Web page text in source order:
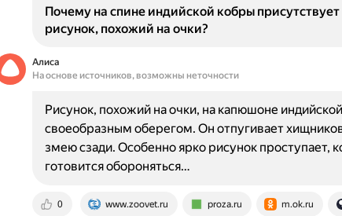
Почему на спине индийской кобры присутствует
рисунок, похожий на очки?
Алиса
На основе источников, возможны неточности
0 www.zoovet.ru proza.ru m.ok.ru
Рисунок, похожий на очки, на капюшоне
своеобразным оберегом. Он отпугивает
змею сзади. Особенно ярко рисунок проступает,
готовится обороняться…